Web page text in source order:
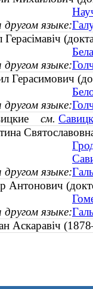
языке:
Герасімавіч
языке:
Герасимович
языке:
см.
языке:
Антонович
языке:
Аскаравіч